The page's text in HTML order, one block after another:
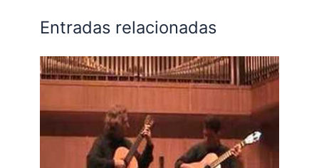
Entradas relacionadas